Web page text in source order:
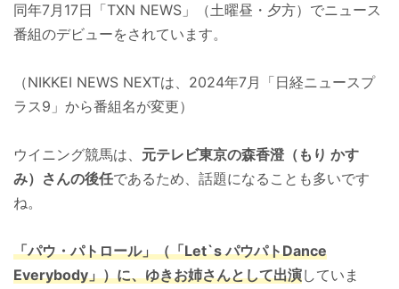
同年7月17日「TXN NEWS」（土曜昼・夕方）でニュース
番組のデビューをされています。
（NIKKEI NEWS NEXTは、2024年7月「日経ニュースプ
ラス9」から番組名が変更）
ウイニング競馬は、 元テレビ東京の森香澄（もり かす
み）さんの後任であるため、話題になることも多いです
ね。
「パウ・パトロール」（「Let`s パウパトDance
Everybody」）に、ゆきお姉さんとして出演していま